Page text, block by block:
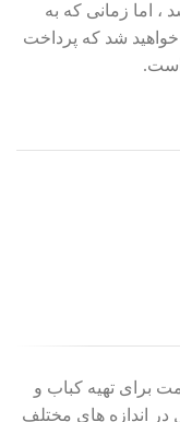
اما زمانی که به
شد که پرداخت
برای تهیه کباب و
در اندازه های مختلف